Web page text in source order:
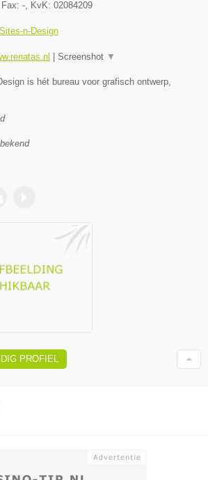
-, KvK: 02084209
n-Design
Screenshot ▼
is hét bureau voor grafisch ontwerp,
PROFIEL